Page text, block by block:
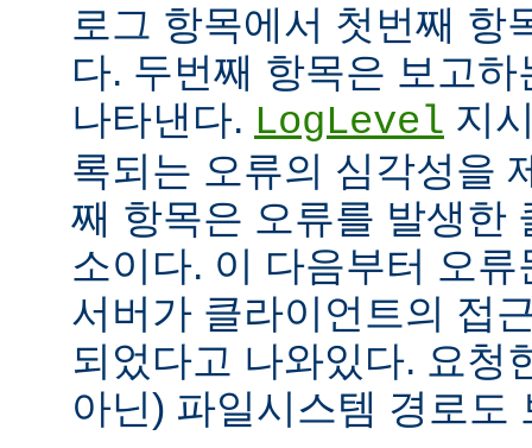
로그 항목에서 첫번째 항
다. 두번째 항목은 보고
나타낸다. LogLevel 지
록되는 오류의 심각성을
째 항목은 오류를 발생한
소이다. 이 다음부터 오
서버가 클라이언트의 접
되었다고 나와있다. 요청
아닌) 파일시스템 경로도